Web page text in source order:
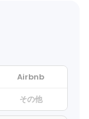
Airbnb
その他